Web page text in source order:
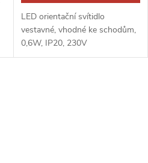
LED orientační svítidlo
vestavné, vhodné ke schodům,
0,6W, IP20, 230V